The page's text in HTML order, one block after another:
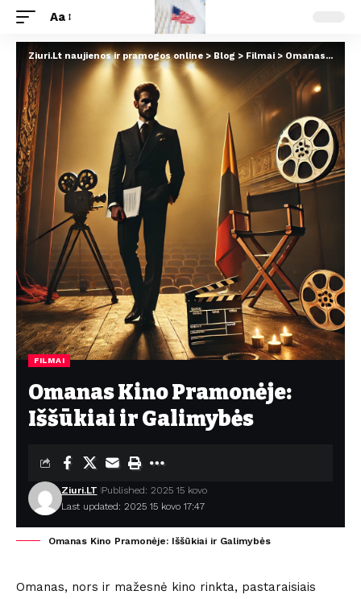
Aa
Ziuri.Lt naujienos ir pramogos online> Blog > Filmai > Omanas Kino Pramonėje: Iššūkiai ir Galimybės
FILMAI
Omanas Kino Pramonėje:
Iššūkiai ir Galimybės
Last updated: 2025 15 kovo 17:47
Ziuri.LT Published: 2025 15 kovo
Omanas Kino Pramonėje: Iššūkiai ir Galimybės
Omanas, nors ir mažesnė kino rinkta, pastaraisiais